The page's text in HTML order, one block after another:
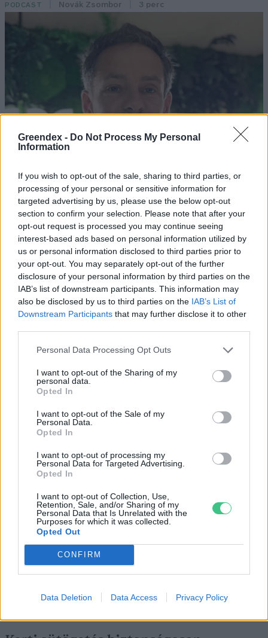
Greendex - Do Not Process My Personal
Information
If you wish to opt-out of the sale, sharing to third parties, or
processing of your personal or sensitive information for
targeted advertising by us, please use the below opt-out
section to confirm your selection. Please note that after your
opt-out request is processed you may continue seeing
interest-based ads based on personal information utilized by
us or personal information disclosed to third parties prior to
your opt-out. You may separately opt-out of the further
disclosure of your personal information by third parties on the
IAB’s list of downstream participants. This information may
also be disclosed by us to third parties on the IAB’s List of
Downstream Participants that may further disclose it to other
Personal Data Processing Opt Outs
I want to opt-out of the Sharing of my
personal data.
Opted In
I want to opt-out of the Sale of my
Personal Data.
Opted In
I want to opt-out of processing my
Personal Data for Targeted Advertising.
Opted In
I want to opt-out of Collection, Use,
Retention, Sale, and/or Sharing of my
Personal Data that Is Unrelated with the
Purposes for which it was collected.
Opted Out
CONFIRM
Data Deletion Data Access Privacy Policy
PODCAST Novák Zsombor 3 perc
Rekord alacsony a Velencei-tó vízszintje. Alkalmazkodási válság
vagy ökológiai katasztrófa? Dr. Boromisza Zsomborral jártuk körbe
a tó múltját, jelenét, jövőjét.
Tombol a hőség és az aszály, mégis
nő a klímaszkepticizmus
ÉLŐ BOLYGÓNK
A mesterséges intelligencia már
vírusokat is előállít
EGÉSZSÉGÜNK